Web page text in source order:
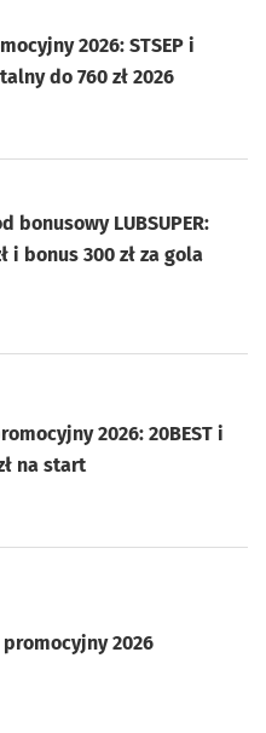
2026: STSEP i
do 760 zł 2026
bonusowy LUBSUPER:
i bonus 300 zł za gola
2026: 20BEST i
na start
2026